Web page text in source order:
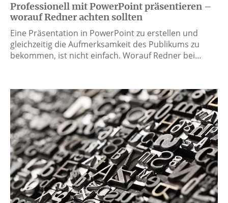
Professionell mit PowerPoint präsentieren –
worauf Redner achten sollten
Eine Präsentation in PowerPoint zu erstellen und
gleichzeitig die Aufmerksamkeit des Publikums zu
bekommen, ist nicht einfach. Worauf Redner bei…